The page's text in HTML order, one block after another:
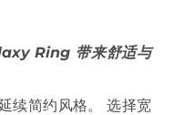
Ring 带来舒适与
续简约风格。 选择宽